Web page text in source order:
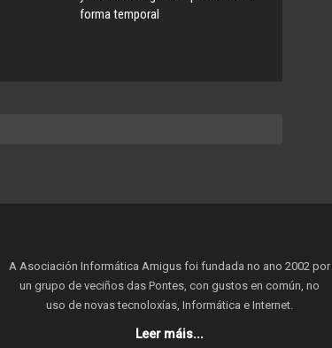
forma temporal
A Asociación Informática Amigus foi fundada no ano 2002 por
un grupo de veciños das Pontes, con gustos en común, no
uso de novas tecnoloxías, Informática e Internet.
Leer máis...